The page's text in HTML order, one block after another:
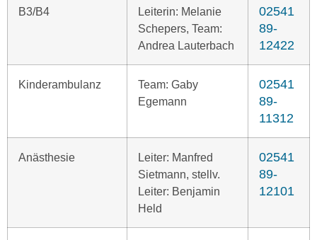
B3/B4
Leiterin: Melanie
Schepers, Team:
Andrea Lauterbach
02541
89-
12422
Kinderambulanz
Team: Gaby
Egemann
02541
89-
11312
Anästhesie
Leiter: Manfred
Sietmann, stellv.
Leiter: Benjamin
Held
02541
89-
12101